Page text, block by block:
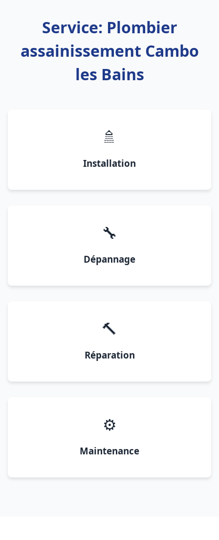
Service: Plombier
assainissement Cambo
les Bains
🚿
Installation
🔧
Dépannage
🔨
Réparation
⚙️
Maintenance